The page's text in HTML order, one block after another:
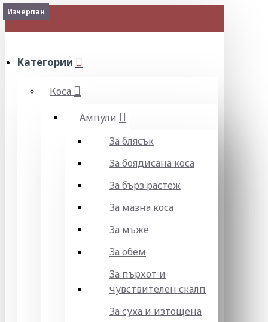
МЕНЮ
Категории
Коса
Ампули
За блясък
За боядисана коса
За бърз растеж
За мазна коса
За мъже
За обем
За пърхот и
чувствителен скалп
За суха и изтощена
Изчерпан
Изчерпан